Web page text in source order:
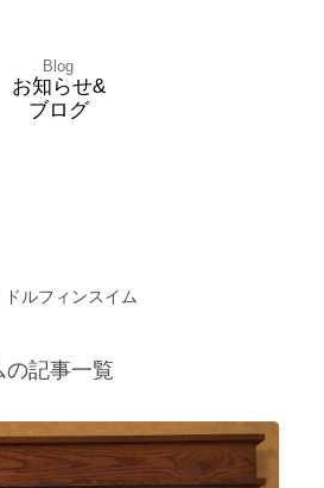
Blog
お知らせ&
ブログ
ドルフィンスイム
の記事一覧